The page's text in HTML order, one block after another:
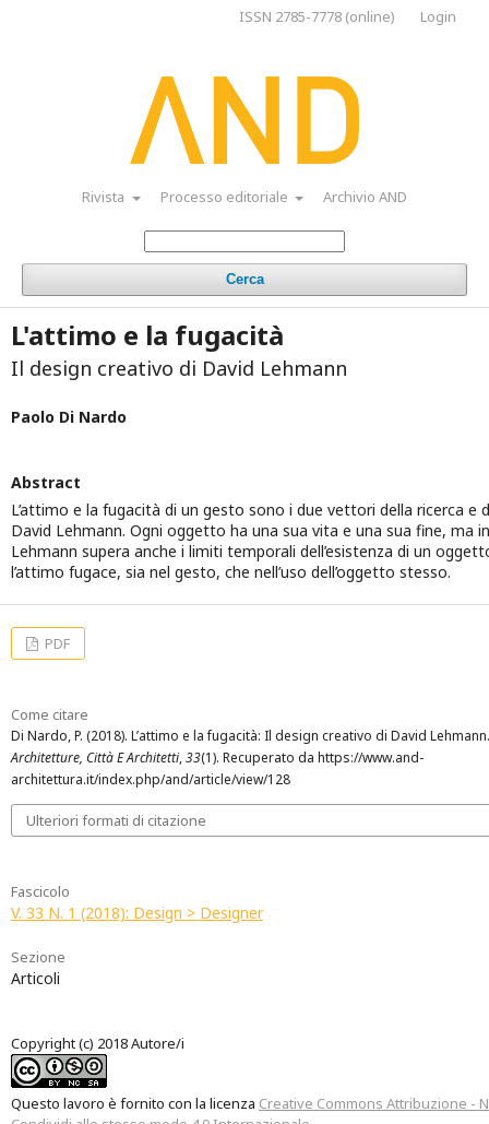
Rivista Processo editoriale Archivio AND
Cerca
ISSN 2785-7778 (online) Login
L'attimo e la fugacità
Il design creativo di David Lehmann
Paolo Di Nardo
Abstract
L’attimo e la fugacità di un gesto sono i due vettori della ricerca e
David Lehmann. Ogni oggetto ha una sua vita e una sua fine, ma
Lehmann supera anche i limiti temporali dell’esistenza di un
l’attimo fugace, sia nel gesto, che nell’uso dell’oggetto stesso.
PDF
Come citare
Di Nardo, P. (2018). L’attimo e la fugacità: Il design creativo di David
Architetture, Città E Architetti,33(1). Recuperato da https://www.and-
architettura.it/index.php/and/article/view/128
Ulteriori formati di citazione
Fascicolo
V. 33 N. 1 (2018): Design > Designer
Sezione
Articoli
Copyright (c) 2018 Autore/i
Questo lavoro è fornito con la licenza Creative Commons Attribuzione -